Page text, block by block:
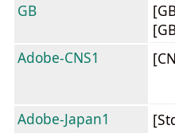
GB
Adobe-CNS1
Adobe-Japan1